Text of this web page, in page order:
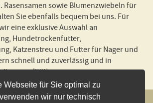
Webseite für Sie optimal zu
wir nur technisch
Rasensamen sowie Blumenzwiebeln für
Sie ebenfalls bequem bei uns. Für
eine exklusive Auswahl an
Hundetrockenfutter,
Katzenstreu und Futter für Nager und
schnell und zuverlässig und in